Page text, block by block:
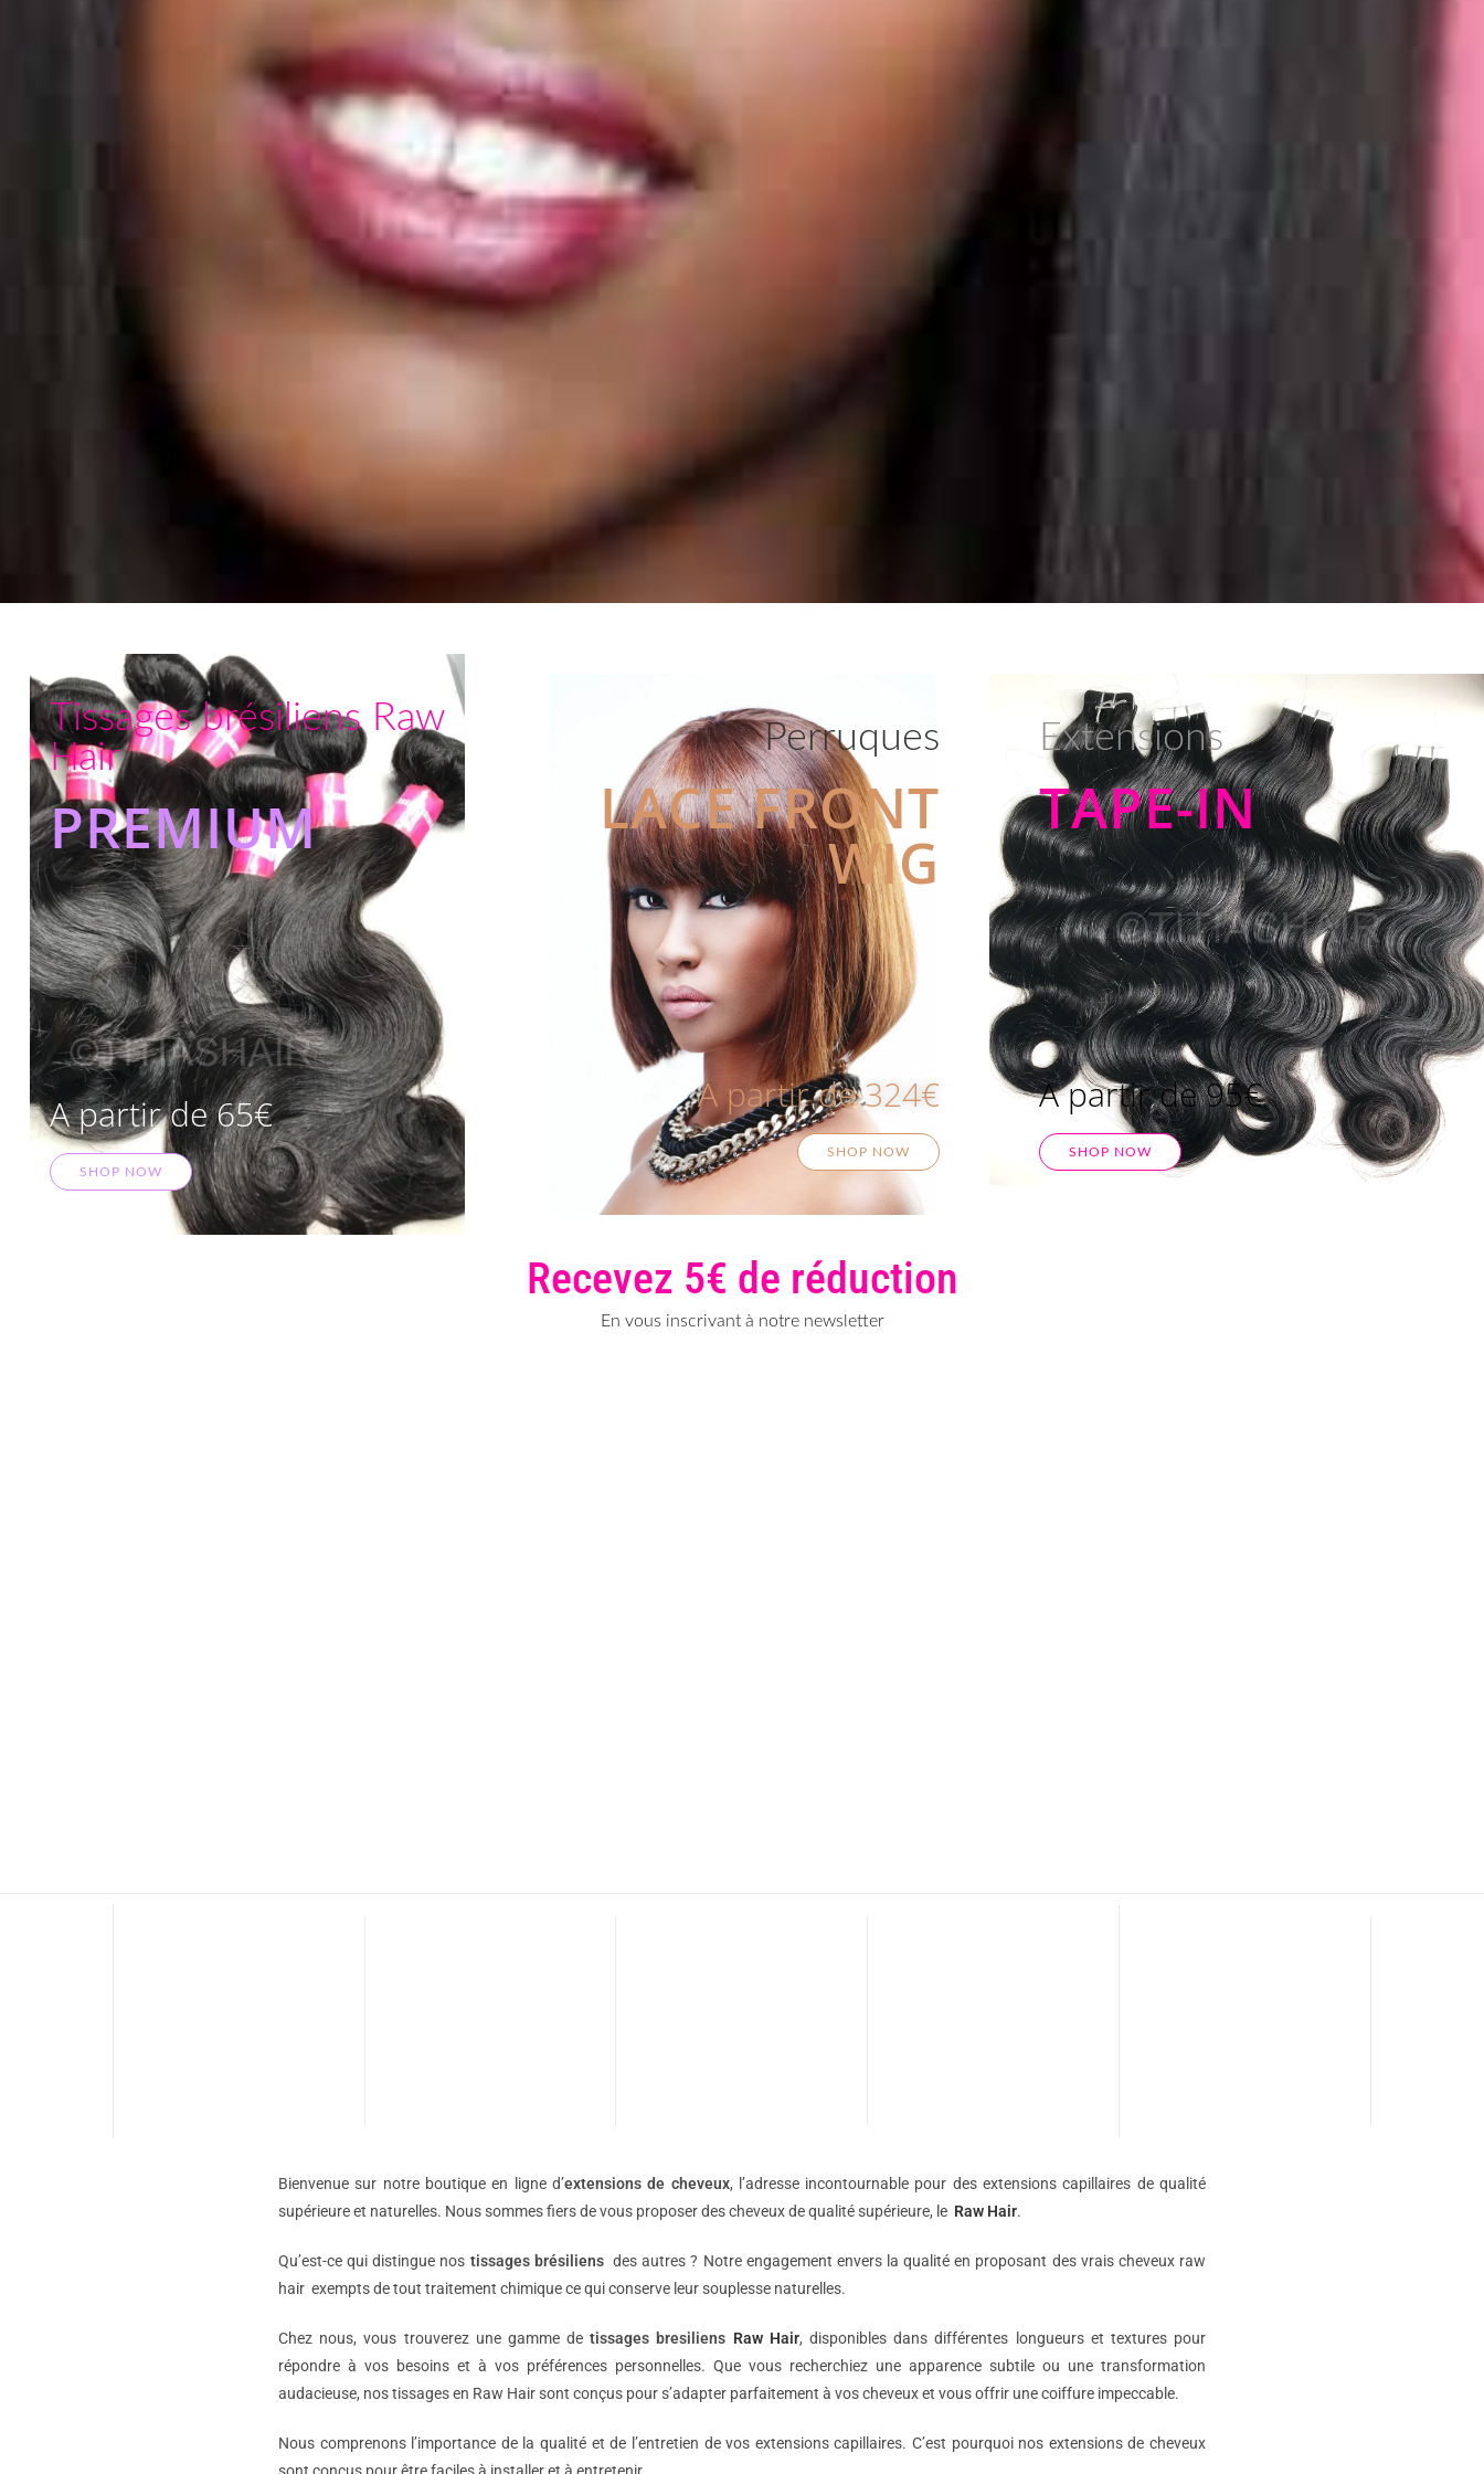
Tissages brésiliens Raw
Hair
PREMIUM
A partir de 65€
SHOP NOW
Perruques
LACE FRONT
WIG
A partir de 324€
SHOP NOW
Extensions
TAPE-IN
A partir de 95€
SHOP NOW
Recevez 5€ de réduction
En vous inscrivant à notre newsletter
Bienvenue sur notre boutique en ligne d’extensions de cheveux, l’adresse incontournable pour des extensions capillaires de qualité
supérieure et naturelles. Nous sommes fiers de vous proposer des cheveux de qualité supérieure, le Raw Hair.
Qu’est-ce qui distingue nos tissages brésiliensdes autres ? Notre engagement envers la qualité en proposant des vrais cheveux raw
hair exempts de tout traitement chimique ce qui conserve leur souplesse naturelles.
Chez nous, vous trouverez une gamme detissages bresiliens Raw Hair, disponibles dans différentes longueurs et textures pour
répondre à vos besoins et à vos préférences personnelles. Que vous recherchiez une apparence subtile ou une transformation
audacieuse, nos tissages en Raw Hair sont conçus pour s’adapter parfaitement à vos cheveux et vous offrir une coiffure impeccable.
Nous comprenons l’importance de la qualité et de l’entretien de vos extensions capillaires. C’est pourquoi nos extensions de cheveux